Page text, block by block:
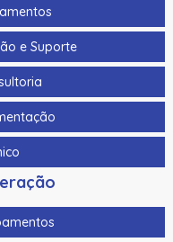
Ds-K7M101-E0 Freq.
Ds-Kem125 Em
Fm11Rf08-M1 Mifare
Frequencia Dupla
e Suporte